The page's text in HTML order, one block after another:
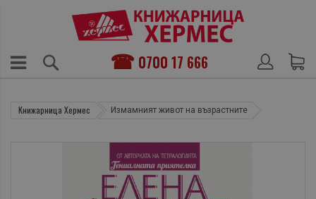
0700 17 666
Книжарница Хермес Измамният живот на възрастните